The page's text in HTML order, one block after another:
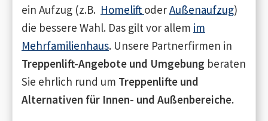
ein Aufzug (z.B. Homelift oderAußenaufzug)
die bessere Wahl. Das gilt vor allem im
Mehrfamilienhaus. Unsere Partnerfirmen in
Treppenlift-Angebote und Umgebung beraten
Sie ehrlich rund um Treppenlifte und
Alternativen für Innen- und Außenbereiche.